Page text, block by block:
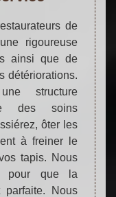
de
rigoureuse
ainsi que de
détériorations.
structure
des soins
ôter les
à freiner le
tapis. Nous
pour que la
Nous